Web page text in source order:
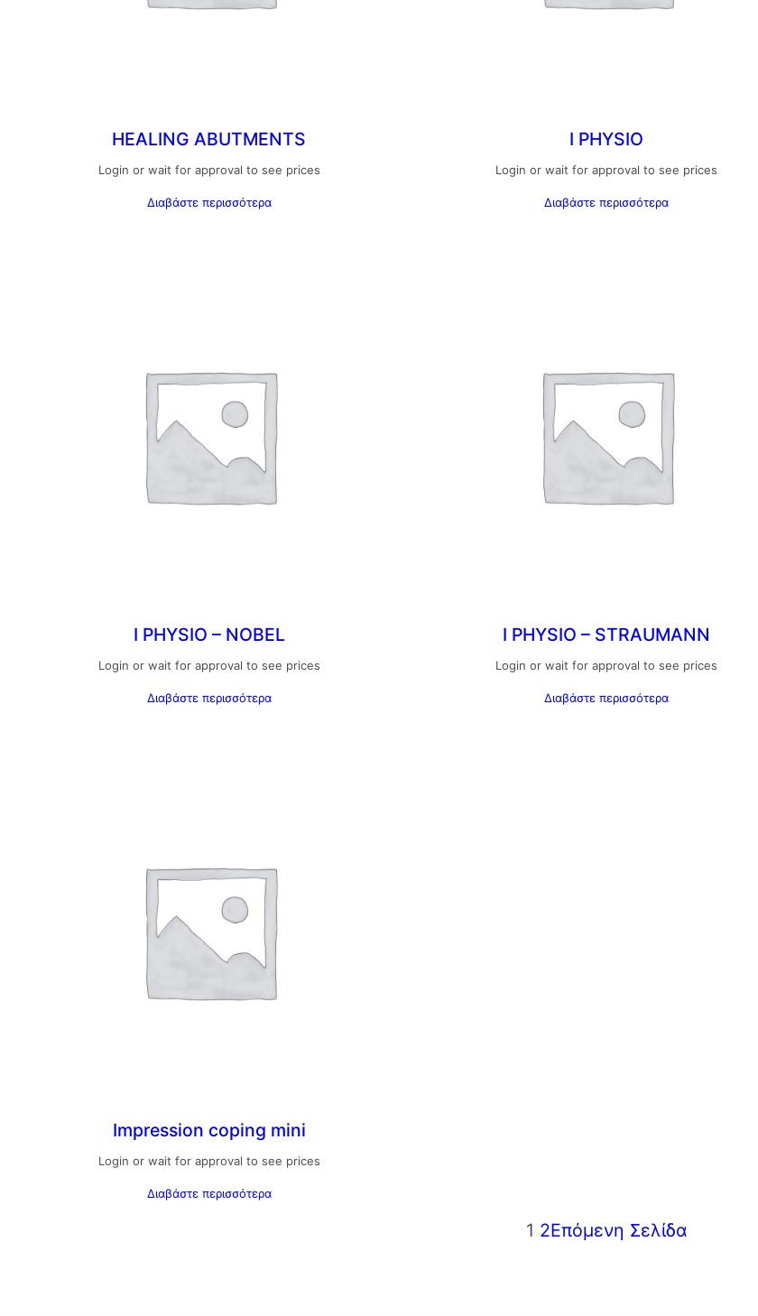
HEALING ABUTMENTS
Login or wait for approval to see prices
Διαβάστε περισσότερα
I PHYSIO
Login or wait for approval to see prices
Διαβάστε περισσότερα
I PHYSIO – NOBEL
Login or wait for approval to see prices
Διαβάστε περισσότερα
I PHYSIO – STRAUMANN
Login or wait for approval to see prices
Διαβάστε περισσότερα
Impression coping mini
Login or wait for approval to see prices
Διαβάστε περισσότερα
1 2Επόμενη Σελίδα